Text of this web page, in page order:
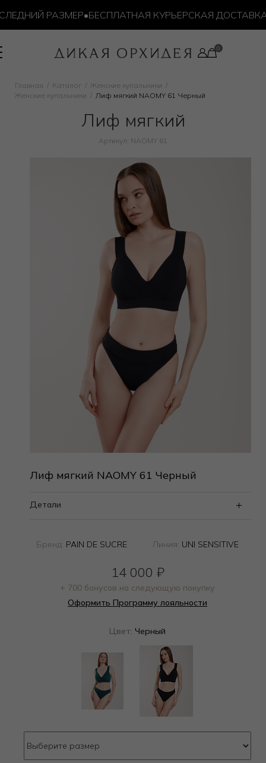
РАЗМЕР•БЕСПЛАТНАЯ КУРЬЕРСКАЯ ДОСТАВКА
Главная Каталог
Женские купальники
Женские купальники
Лиф мягкий NAOMY 61 Черный
Лиф мягкий
Артикул: NAOMY 61
Лиф мягкий NAOMY 61 Черный
Детали
Бренд: PAIN DE SUCRE Линия: UNI SENSITIVE
14 000 ₽
+ 700 бонусов на следующую покупку
Оформить Программу лояльности
Цвет: Черный